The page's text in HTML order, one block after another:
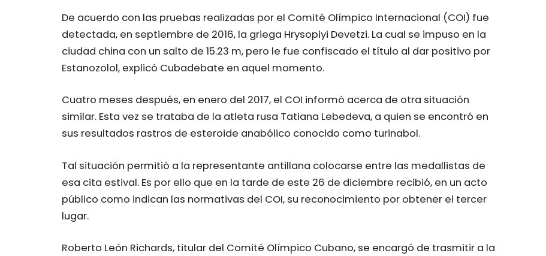
De acuerdo con las pruebas realizadas por el Comité Olímpico Internacional (COI) fue
detectada, en septiembre de 2016, la griega Hrysopiyi Devetzi. La cual se impuso en la
ciudad china con un salto de 15.23 m, pero le fue confiscado el título al dar positivo por
Estanozolol, explicó Cubadebate en aquel momento.
Cuatro meses después, en enero del 2017, el COI informó acerca de otra situación
similar. Esta vez se trataba de la atleta rusa Tatiana Lebedeva, a quien se encontró en
sus resultados rastros de esteroide anabólico conocido como turinabol.
Tal situación permitió a la representante antillana colocarse entre las medallistas de
esa cita estival. Es por ello que en la tarde de este 26 de diciembre recibió, en un acto
público como indican las normativas del COI, su reconocimiento por obtener el tercer
lugar.
Roberto León Richards, titular del Comité Olímpico Cubano, se encargó de trasmitir a la